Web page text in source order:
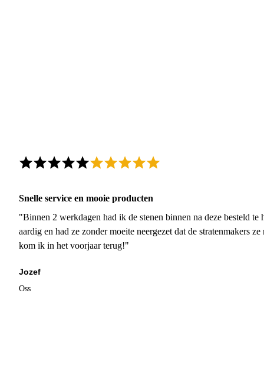
Snelle service en mooie producten
"Binnen 2 werkdagen had ik de stenen binnen na deze besteld
aardig en had ze zonder moeite neergezet dat de stratenmakers
kom ik in het voorjaar terug!"
Jozef
Oss